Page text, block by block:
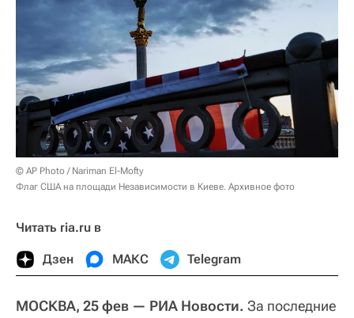
© AP Photo / Nariman El-Mofty
Флаг США на площади Независимости в Киеве. Архивное фото
Читать ria.ru в
Дзен МАКС Telegram
МОСКВА, 25 фев — РИА Новости. За последние